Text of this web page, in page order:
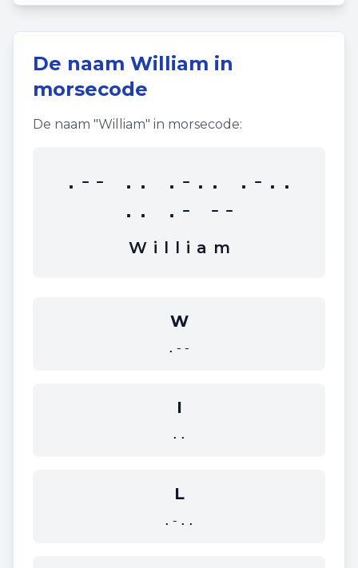
De naam William in
morsecode
De naam "William" in morsecode:
.-- .. .-.. .-..
.. .- --
W i l l i a m
W
.--
I
..
L
.-..